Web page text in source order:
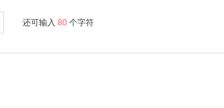
还可输入80 个字符